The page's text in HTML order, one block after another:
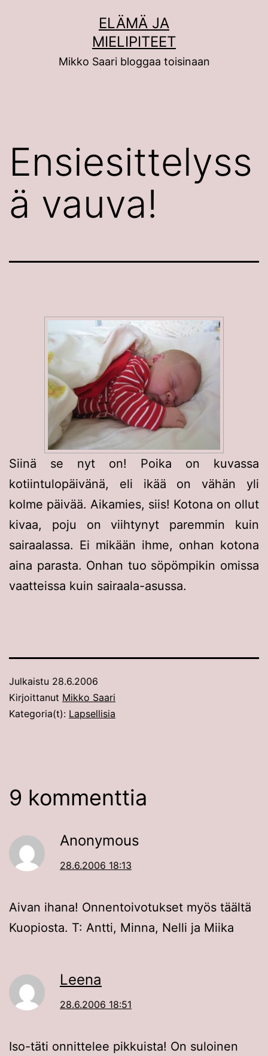
ELÄMÄ JA
MIELIPITEET
Mikko Saari bloggaa toisinaan
Ensiesittelyss
ä vauva!
Siinä se nyt on! Poika on kuvassa
kotiintulopäivänä, eli ikää on vähän yli
kolme päivää. Aikamies, siis! Kotona on ollut
kivaa, poju on viihtynyt paremmin kuin
sairaalassa. Ei mikään ihme, onhan kotona
aina parasta. Onhan tuo söpömpikin omissa
vaatteissa kuin sairaala-asussa.
Julkaistu 28.6.2006
Kirjoittanut Mikko Saari
Kategoria(t): Lapsellisia
9 kommenttia
Anonymous
28.6.2006 18:13
Aivan ihana! Onnentoivotukset myös täältä
Kuopiosta. T: Antti, Minna, Nelli ja Miika
Leena
28.6.2006 18:51
Iso-täti onnittelee pikkuista! On suloinen